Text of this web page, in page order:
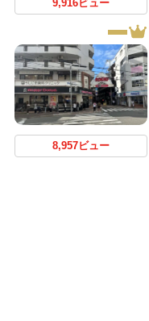
9,916ビュー
8,957ビュー